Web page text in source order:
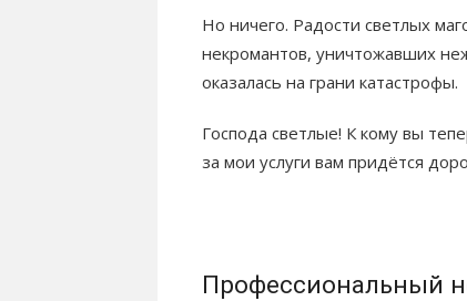
Но ничего. Радости светлых
некромантов, уничтожавших
оказалась на грани катастрофы.
Господа светлые! К кому вы
за мои услуги вам придётся
Профессиональный